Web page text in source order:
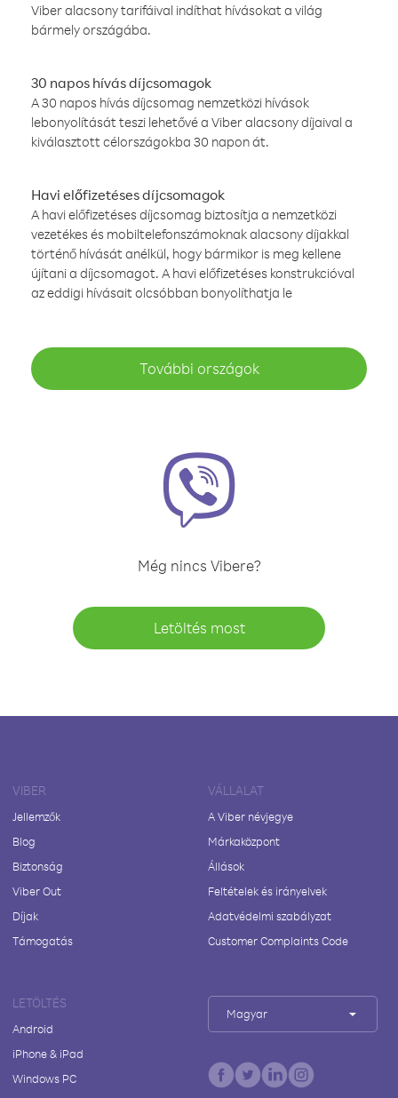
Viber alacsony tarifáival indíthat hívásokat a világ
bármely országába.
30 napos hívás díjcsomagok
A 30 napos hívás díjcsomag nemzetközi hívások
lebonyolítását teszi lehetővé a Viber alacsony díjaival a
kiválasztott célországokba 30 napon át.
Havi előfizetéses díjcsomagok
A havi előfizetéses díjcsomag biztosítja a nemzetközi
vezetékes és mobiltelefonszámoknak alacsony díjakkal
történő hívását anélkül, hogy bármikor is meg kellene
újítani a díjcsomagot. A havi előfizetéses konstrukcióval
az eddigi hívásait olcsóbban bonyolíthatja le
További országok
Még nincs Vibere?
Letöltés most
VIBER
Jellemzők
Blog
Biztonság
Viber Out
Díjak
Támogatás
VÁLLALAT
A Viber névjegye
Márkaközpont
Állások
Feltételek és irányelvek
Adatvédelmi szabályzat
Customer Complaints Code
LETÖLTÉS
Android
iPhone & iPad
Windows PC
Magyar